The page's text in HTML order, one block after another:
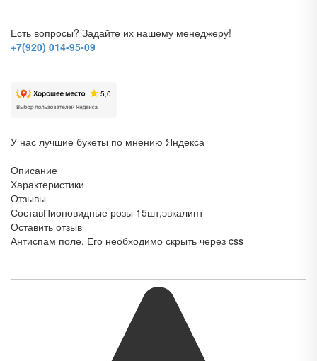
Есть вопросы? Задайте их нашему менеджеру!
+7(920) 014-95-09
У нас лучшие букеты по мнению Яндекса
Описание
Характеристики
Отзывы
СоставПионовидные розы 15шт,эвкалипт
Оставить отзыв
Антиспам поле. Его необходимо скрыть через css